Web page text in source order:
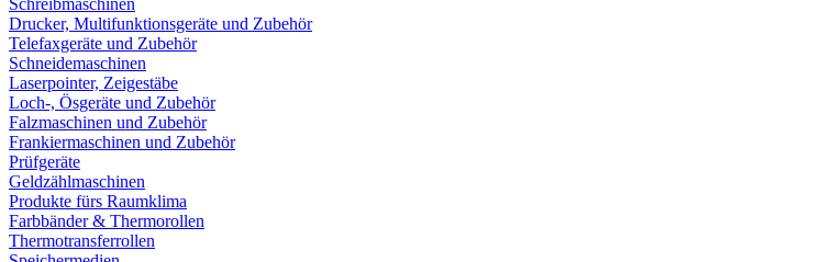
Schreibmaschinen
Drucker, Multifunktionsgeräte und Zubehör
Telefaxgeräte und Zubehör
Schneidemaschinen
Laserpointer, Zeigestäbe
Loch-, Ösgeräte und Zubehör
Falzmaschinen und Zubehör
Frankiermaschinen und Zubehör
Prüfgeräte
Geldzählmaschinen
Produkte fürs Raumklima
Farbbänder & Thermorollen
Thermotransferrollen